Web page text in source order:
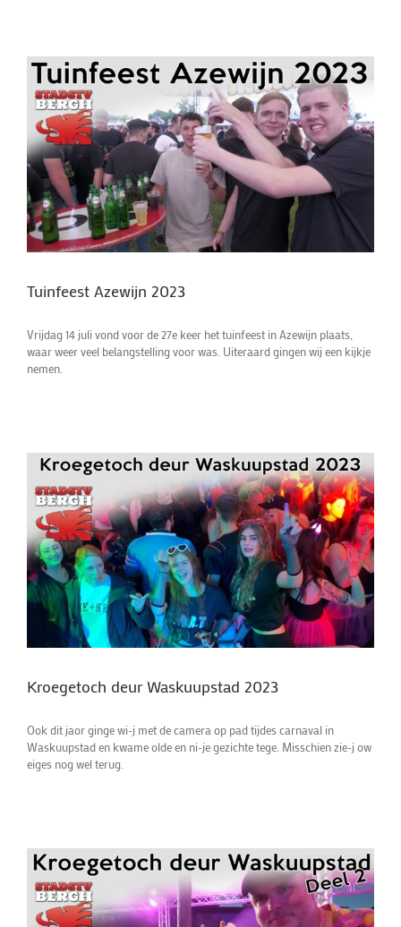
Tuinfeest Azewijn 2023
Vrijdag 14 juli vond voor de 27e keer het tuinfeest in Azewijn plaats,
waar weer veel belangstelling voor was. Uiteraard gingen wij een kijkje
nemen.
Kroegetoch deur Waskuupstad 2023
Ook dit jaor ginge wi-j met de camera op pad tijdes carnaval in
Waskuupstad en kwame olde en ni-je gezichte tege. Misschien zie-j ow
eiges nog wel terug.